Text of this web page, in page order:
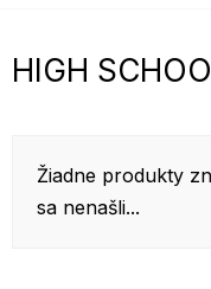
HIGH
Žiadne produkty
sa nenašli...